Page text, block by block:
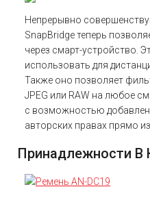
Непрерывно
SnapBridge теперь
через смарт-устройство.
использовать для
Также оно позволяет
JPEG или RAW на любое
с возможностью
авторских правах прямо
Принадлежности В